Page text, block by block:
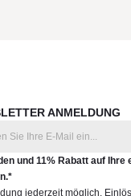
ANMELDUNG
und 11% Rabatt auf Ihre
jederzeit möglich.